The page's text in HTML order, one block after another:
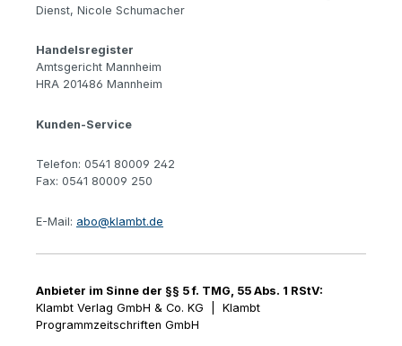
Dienst, Nicole Schumacher
Handelsregister
Amtsgericht Mannheim
HRA 201486 Mannheim
Kunden-Service
Telefon: 0541 80009 242
Fax: 0541 80009 250
E-Mail: abo@klambt.de
Anbieter im Sinne der §§ 5 f. TMG, 55 Abs. 1 RStV:
Klambt Verlag GmbH & Co. KG
Klambt
Programmzeitschriften GmbH